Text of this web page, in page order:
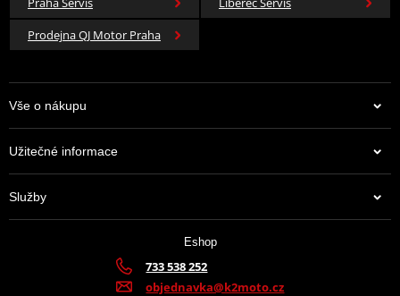
Prodejna QJ Motor Praha
Vše o nákupu
Užitečné informace
Služby
Eshop
733 538 252
objednavka@k2moto.cz